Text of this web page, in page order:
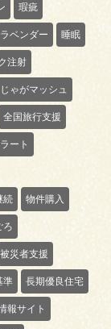
瑕疵
ラベンダー 睡眠
注射
じゃがマッシュ
全国旅行支援
ラート
続 物件購入
ろ
被災者支援
準 長期優良住宅
報サイト